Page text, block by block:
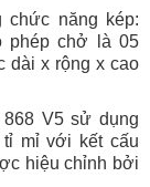
chức năng kép:
phép chở là 05
dài x rộng x cao
V5 sử dụng
mỉ với kết cấu
hiệu chỉnh bởi